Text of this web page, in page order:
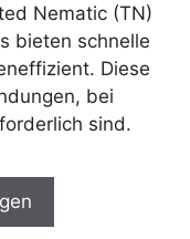
Nematic (TN)
bieten schnelle
Diese
bei
sind.